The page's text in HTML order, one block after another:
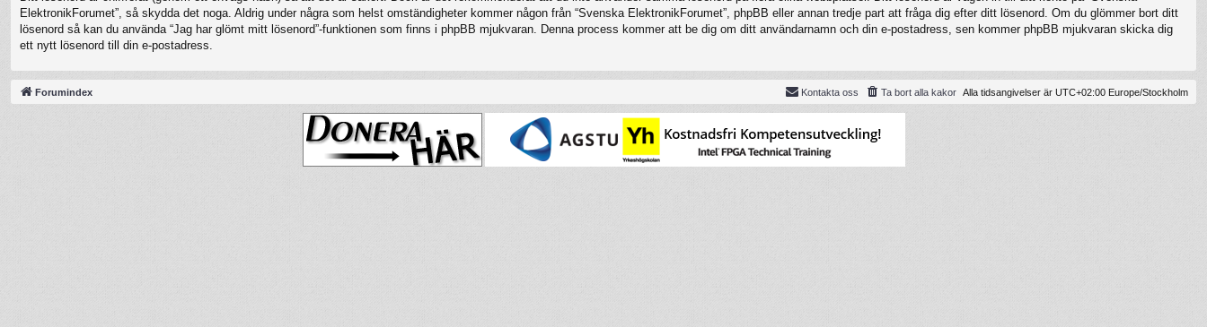
ElektronikForumet”, så skydda det noga. Aldrig under några som helst omständigheter kommer någon från “Svenska ElektronikForumet”, phpBB eller annan tredje part att fråga dig efter ditt lösenord. Om du glömmer bort ditt
lösenord så kan du använda “Jag har glömt mitt lösenord”-funktionen som finns i phpBB mjukvaran. Denna process kommer att be dig om ditt användarnamn och din e-postadress, sen kommer phpBB mjukvaran skicka dig
ett nytt lösenord till din e-postadress.
Forumindex Alla tidsangivelser är UTC+02:00 Europe/Stockholm
Ta bort alla kakor
Kontakta oss